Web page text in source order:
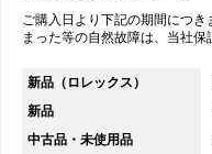
ご購入日より下記の期間につ
まった等の自然故障は、当社保
新品（ロレックス）
新品
中古品・未使用品